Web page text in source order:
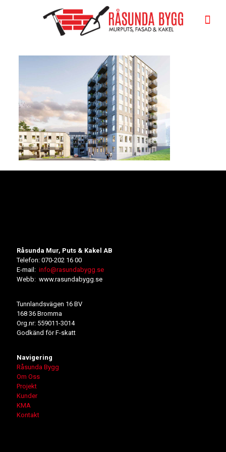
Råsunda Mur, Puts & Kakel AB
Telefon: 070-202 16 00
E-mail: info@rasundabygg.se
Webb: www.rasundabygg.se
Tunnlandsvägen 16 BV
168 36 Bromma
Org.nr: 559011-3014
Godkänd för F-skatt
Navigering
Råsunda Bygg
Om Oss
Projekt
Kunder
KMA
Kontakt